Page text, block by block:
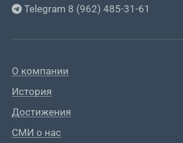
Telegram 8 (962) 485-31-61
О компании
История
Достижения
СМИ о нас